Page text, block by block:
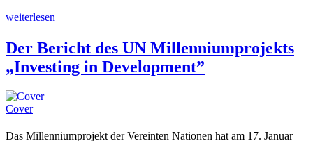
weiterlesen
Der Bericht des UN Millenniumprojekts
„Investing in Development”
Cover
Das Millenniumprojekt der Vereinten Nationen hat am 17. Januar